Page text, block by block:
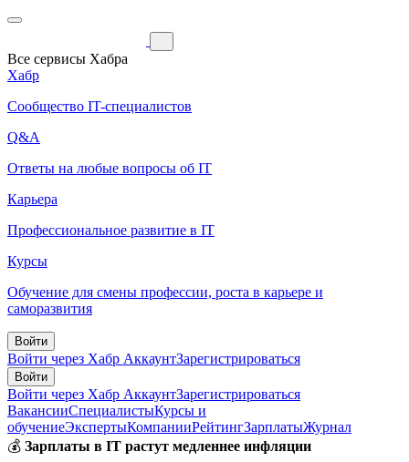
Все сервисы Хабра
Хабр
Сообщество IT-специалистов
Q&A
Ответы на любые вопросы об IT
Карьера
Профессиональное развитие в IT
Курсы
Обучение для смены профессии, роста в карьере и
саморазвития
Войти
Войти через Хабр АккаунтЗарегистрироваться
Войти
Войти через Хабр АккаунтЗарегистрироваться
ВакансииСпециалистыКурсы и
обучениеЭкспертыКомпанииРейтингЗарплатыЖурнал
💰 Зарплаты в IT растут медленнее инфляции